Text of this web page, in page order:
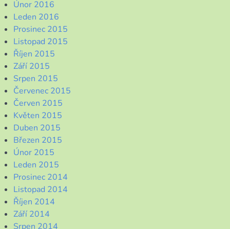
Únor 2016
Leden 2016
Prosinec 2015
Listopad 2015
Říjen 2015
Září 2015
Srpen 2015
Červenec 2015
Červen 2015
Květen 2015
Duben 2015
Březen 2015
Únor 2015
Leden 2015
Prosinec 2014
Listopad 2014
Říjen 2014
Září 2014
Srpen 2014